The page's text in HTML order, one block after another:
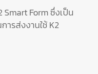
Form ซึ่งเป็น
ารส่งงานใช้ K2